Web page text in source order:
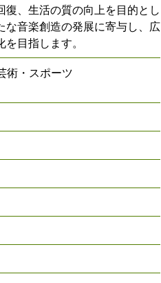
、生活の質の向上を目的とし
な音楽創造の発展に寄与し、広
目指します。
術・スポーツ